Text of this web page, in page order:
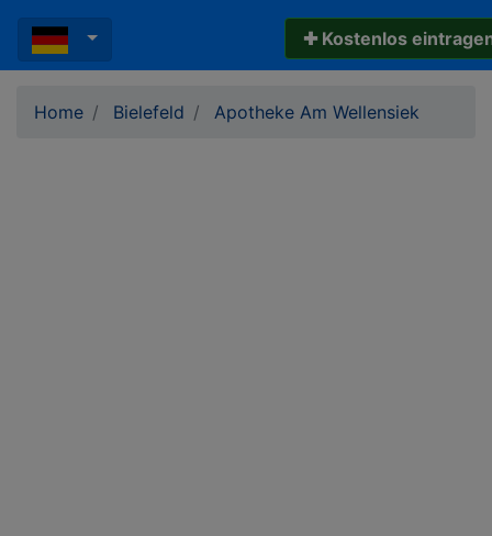
✚ Kostenlos
Home Bielefeld Apotheke Am Wellensiek